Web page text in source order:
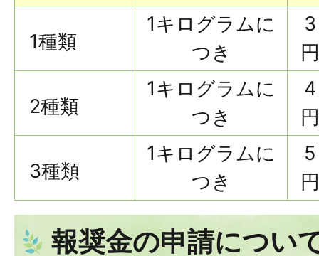
1種類
1キログラムに
つき
3
円
2種類
1キログラムに
つき
4
円
3種類
1キログラムに
つき
5
円
報奨金の申請につい